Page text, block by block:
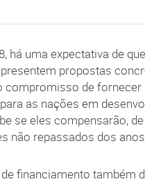
há uma expectativa de
propostas
compromisso de fornecer
as nações em
se eles compensarão,
não repassados dos
financiamento também